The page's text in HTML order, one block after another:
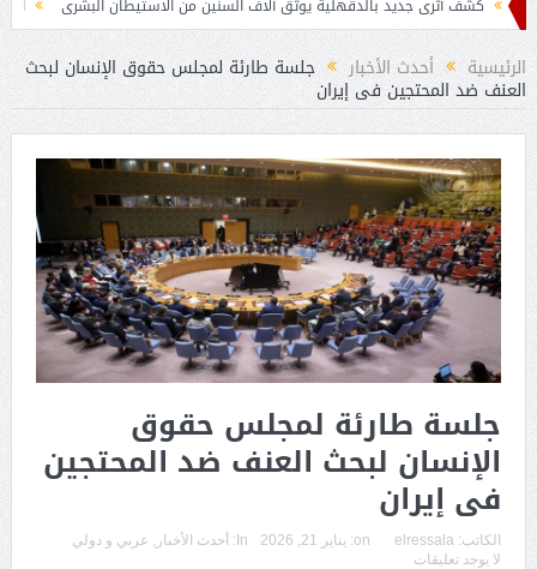
جديد بالدقهلية يوثق آلاف السنين من الاستيطان البشرى اتحاد الكرة يطلب استضافة
الرئيسية أحدث الأخبار جلسة طارئة لمجلس حقوق الإنسان لبحث
العنف ضد المحتجين فى إيران
جلسة طارئة لمجلس حقوق
الإنسان لبحث العنف ضد المحتجين
فى إيران
الكاتب: elressala
on: يناير 21, 2026 In: أحدث الأخبار
عربي و دولي
لا يوجد تعليقات